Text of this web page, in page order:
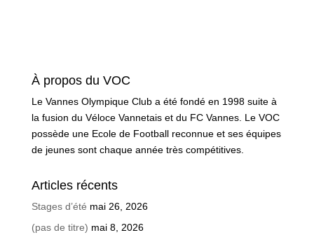
À propos du VOC
Le Vannes Olympique Club a été fondé en 1998 suite à
la fusion du Véloce Vannetais et du FC Vannes. Le VOC
possède une Ecole de Football reconnue et ses équipes
de jeunes sont chaque année très compétitives.
Articles récents
Stages d’été mai 26, 2026
(pas de titre) mai 8, 2026